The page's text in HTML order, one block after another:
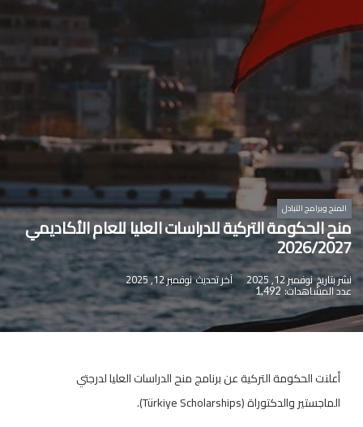
المنح وبرامج التبادل
منح الحكومة التركية للدراسات العليا للعام الأكاديمي
2026/2027
نشر بتاريخ نوفمبر 12, 2025 آخر تحديث نوفمبر 12, 2025
عدد المشاهدات: 1,492
أعلنت الحكومة التركية عن برنامج منح الدراسات العليا لدرجتي
الماجستير والدكتوراة (Türkiye Scholarships).